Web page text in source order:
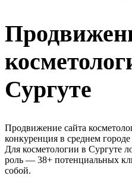
Сургуте
Продвижение сайта
конкуренция в среднем
Для косметологии в Сургуте
роль — 38+ потенциальных
собой.